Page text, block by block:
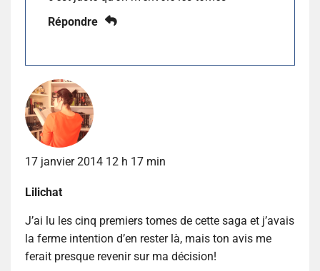
Répondre
17 janvier 2014 12 h 17 min
Lilichat
J’ai lu les cinq premiers tomes de cette saga et j’avais
la ferme intention d’en rester là, mais ton avis me
ferait presque revenir sur ma décision!